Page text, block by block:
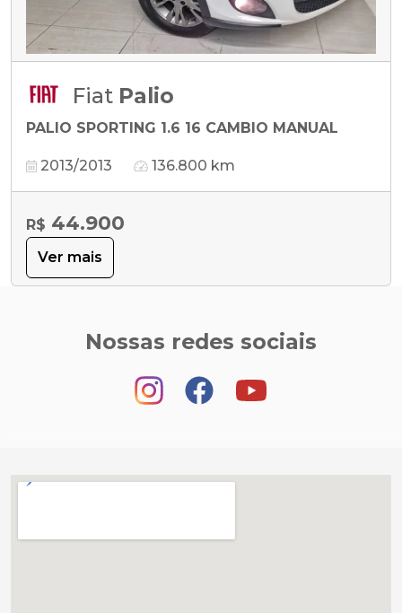
Fiat Palio
PALIO SPORTING 1.6 16 CAMBIO MANUAL
2013/2013 136.800 km
R$ 44.900
Ver mais
Nossas redes sociais